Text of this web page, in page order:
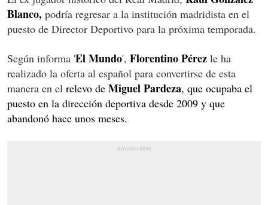
Blanco, podría regresar a la institución madridista en el
puesto de Director Deportivo para la próxima temporada.
Según informa 'El Mundo', Florentino Pérez le ha
realizado la oferta al español para convertirse de esta
manera en el relevo de Miguel Pardeza, que ocupaba el
puesto en la dirección deportiva desde 2009 y que
abandonó hace unos meses.